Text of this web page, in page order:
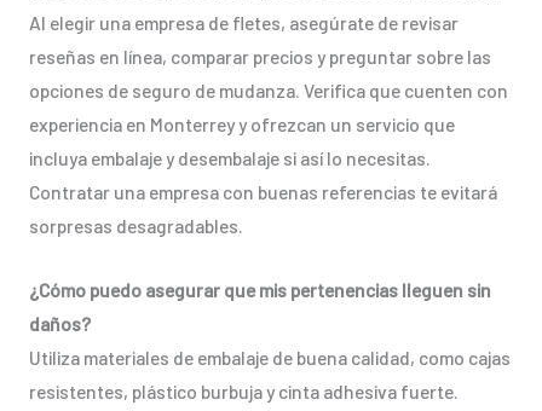
Al elegir una empresa de fletes, asegúrate de revisar
reseñas en línea, comparar precios y preguntar sobre las
opciones de seguro de mudanza. Verifica que cuenten con
experiencia en Monterrey y ofrezcan un servicio que
incluya embalaje y desembalaje si así lo necesitas.
Contratar una empresa con buenas referencias te evitará
sorpresas desagradables.
¿Cómo puedo asegurar que mis pertenencias lleguen sin
daños?
Utiliza materiales de embalaje de buena calidad, como cajas
resistentes, plástico burbuja y cinta adhesiva fuerte.